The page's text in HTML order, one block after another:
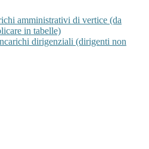
amministrativi di vertice (da
in tabelle)
dirigenziali (dirigenti non